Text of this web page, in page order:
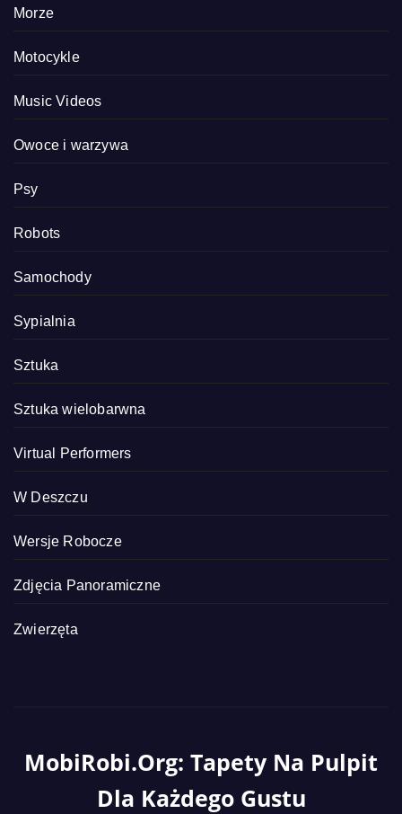
Morze
Motocykle
Music Videos
Owoce i warzywa
Psy
Robots
Samochody
Sypialnia
Sztuka
Sztuka wielobarwna
Virtual Performers
W Deszczu
Wersje Robocze
Zdjęcia Panoramiczne
Zwierzęta
MobiRobi.org: Tapety Na Pulpit
Dla Każdego Gustu